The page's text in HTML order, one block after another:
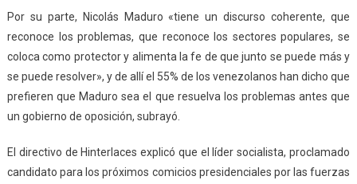
Por su parte, Nicolás Maduro «tiene un discurso coherente, que
reconoce los problemas, que reconoce los sectores populares, se
coloca como protector y alimenta la fe de que junto se puede más y
se puede resolver», y de allí el 55% de los venezolanos han dicho que
prefieren que Maduro sea el que resuelva los problemas antes que
un gobierno de oposición, subrayó.
El directivo de Hinterlaces explicó que el líder socialista, proclamado
candidato para los próximos comicios presidenciales por las fuerzas